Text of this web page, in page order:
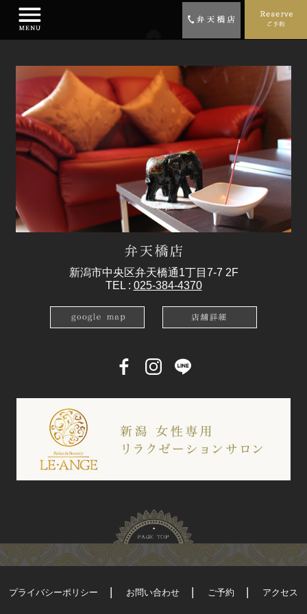
新潟市中央区弁天橋通1丁目7-7 2F
TEL : 025-384-4370
プライバシーポリシー お問い合わせ ご予約 アクセス